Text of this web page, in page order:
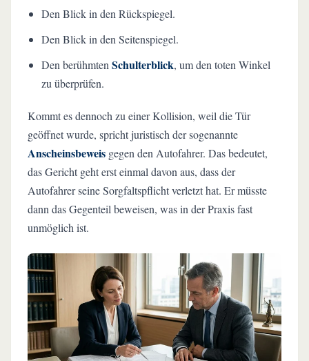
Den Blick in den Rückspiegel.
Den Blick in den Seitenspiegel.
Den berühmten Schulterblick, um den toten Winkel
zu überprüfen.
Kommt es dennoch zu einer Kollision, weil die Tür
geöffnet wurde, spricht juristisch der sogenannte
Anscheinsbeweis gegen den Autofahrer. Das bedeutet,
das Gericht geht erst einmal davon aus, dass der
Autofahrer seine Sorgfaltspflicht verletzt hat. Er müsste
dann das Gegenteil beweisen, was in der Praxis fast
unmöglich ist.